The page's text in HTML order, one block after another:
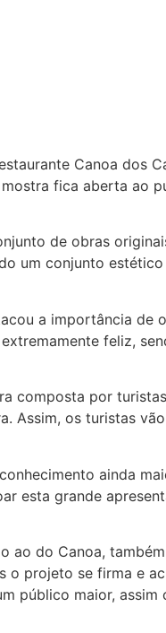
Canoa dos
fica aberta ao
de obras
um conjunto
a importância de
feliz,
composta por
Assim, os turistas
ainda
esta grande
ao do Canoa,
o projeto se firma e
público maior,